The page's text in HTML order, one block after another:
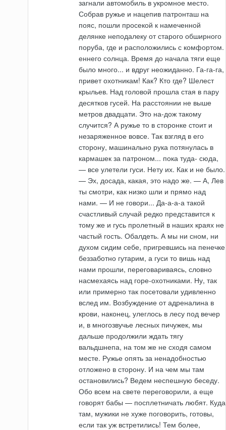
загнали автомобиль в укромное место.
Собрав ружье и нацепив патронташ на
пояс, пошли просекой к намеченной
делянке неподалеку от старого обширного
поруба, где и расположились с комфортом.
еннего солнца. Время до начала тяги еще
было много... и вдруг неожиданно. Га-га-га,
привет охотникам! Как? Кто где? Шелест
крыльев. Над головой прошла стая в пару
десятков гусей. На расстоянии не выше
метров двадцати. Это на-дож такому
случится? А ружье то в сторонке стоит и
незаряженное вовсе. Так взгляд в его
сторону, машинально рука потянулась в
кармашек за патроном... пока туда- сюда,
— все улетели гуси. Нету их. Как и не было.
— Эх, досада, какая, это надо же. — А, Лев
ты смотри, как низко шли и прямо над
нами. — И не говори... Да-а-а-а такой
счастливый случай редко представится к
тому же и гусь пролетный в наших краях не
частый гость. Обалдеть. А мы ни сном, ни
духом сидим себе, пригревшись на пенечке
беззаботно гутарим, а гуси то вишь над
нами прошли, переговариваясь, словно
насмехаясь над горе-охотниками. Ну, так
или примерно так посетовали удивленно
вслед им. Возбуждение от адреналина в
крови, наконец, улеглось в лесу под вечер
и, в многозвучье лесных пичужек, мы
дальше продолжили ждать тягу
вальдшнепа, на том же не сходя самом
месте. Ружье опять за ненадобностью
отложено в сторону. И на чем мы там
остановились? Ведем неспешную беседу.
Обо всем на свете переговорили, а еще
говорят бабы — посплетничать любят. Куда
там, мужики не хуже поговорить, готовы,
если так уж встретились! Тем более,